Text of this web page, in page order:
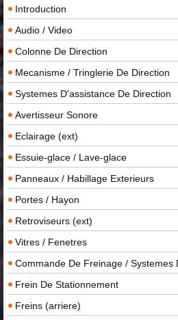
Introduction
Audio / Video
Colonne De Direction
Mecanisme / Tringlerie De Direction
Systemes D'assistance De Direction
Avertisseur Sonore
Eclairage (ext)
Essuie-glace / Lave-glace
Panneaux / Habillage Exterieurs
Portes / Hayon
Retroviseurs (ext)
Vitres / Fenetres
Commande De Freinage / Systemes
Frein De Stationnement
Freins (arriere)